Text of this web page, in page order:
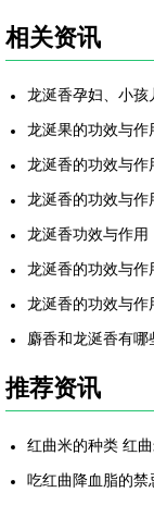
相关资讯
龙涎香孕妇、小孩
龙涎果的功效与作
龙涎香的功效与作
龙涎香的功效与作
龙涎香功效与作用
龙涎香的功效与作
龙涎香的功效与作
麝香和龙涎香有哪
推荐资讯
吃红曲降血脂的